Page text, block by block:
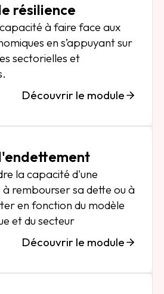
résilience
à faire face aux
en s’appuyant sur
sectorielles et
Découvrir le module
la capacité d'une
rembourser sa dette ou à
en fonction du modèle
et du secteur
Découvrir le module